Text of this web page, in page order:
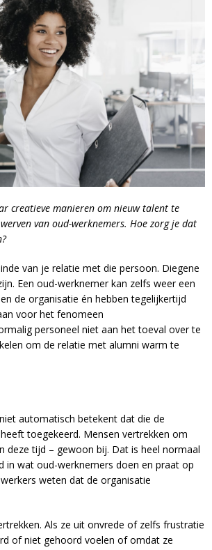
creatieve manieren om nieuw talent te
van oud-werknemers. Hoe zorg je dat
van je relatie met die persoon. Diegene
Een oud-werknemer kan zelfs weer een
de organisatie én hebben tegelijkertijd
voor het fenomeen
personeel niet aan het toeval over te
om de relatie met alumni warm te
automatisch betekent dat die de
toegekeerd. Mensen vertrekken om
deze tijd – gewoon bij. Dat is heel normaal
in wat oud-werknemers doen en praat op
weten dat de organisatie
Als ze uit onvrede of zelfs frustratie
of niet gehoord voelen of omdat ze